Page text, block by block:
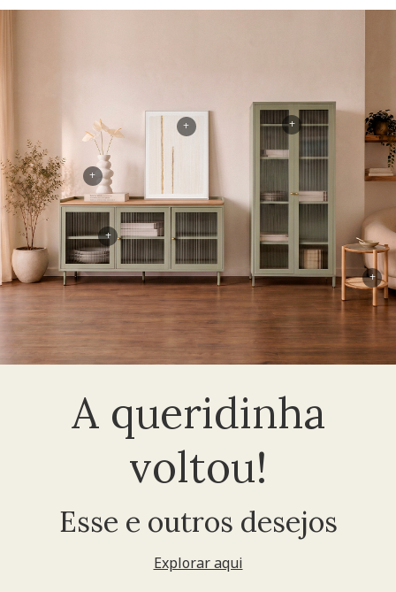
A queridinha
voltou!
Esse e outros desejos
Explorar aqui
+
+
+
+
+